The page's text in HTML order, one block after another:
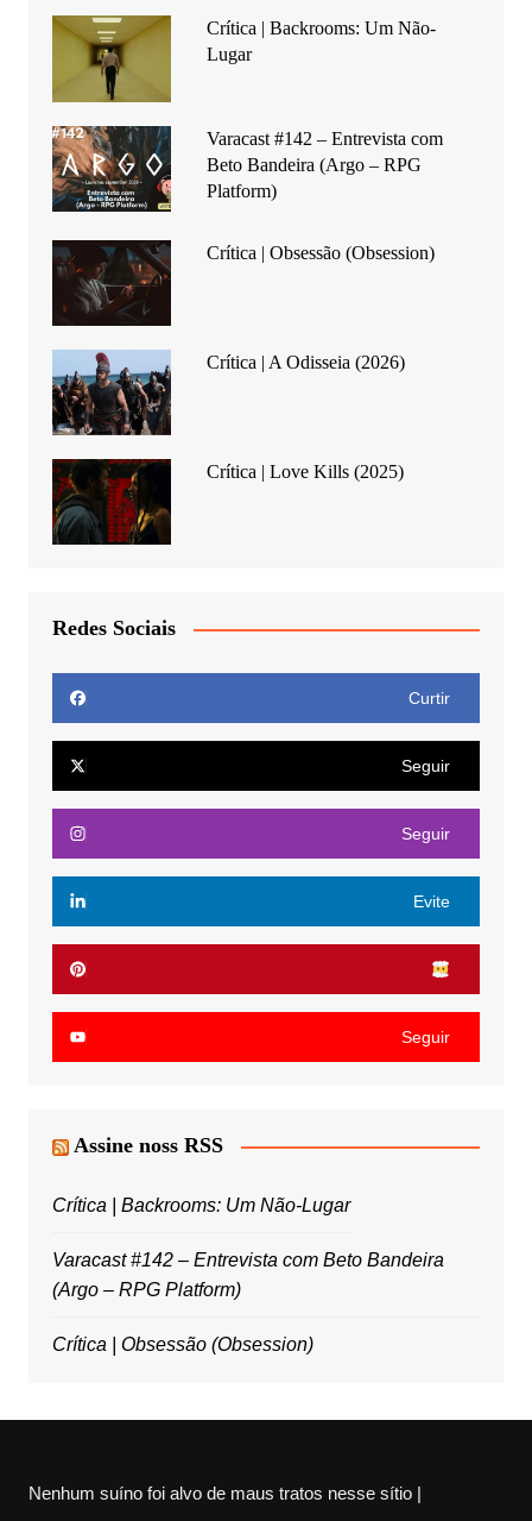
Crítica | Backrooms: Um Não-
Lugar
Varacast #142 – Entrevista com
Beto Bandeira (Argo – RPG
Platform)
Crítica | Obsessão (Obsession)
Crítica | A Odisseia (2026)
Crítica | Love Kills (2025)
Redes Sociais
Curtir
Seguir
Seguir
Evite
Seguir
Assine noss RSS
Crítica | Backrooms: Um Não-Lugar
Varacast #142 – Entrevista com Beto Bandeira
(Argo – RPG Platform)
Crítica | Obsessão (Obsession)
Nenhum suíno foi alvo de maus tratos nesse sítio |